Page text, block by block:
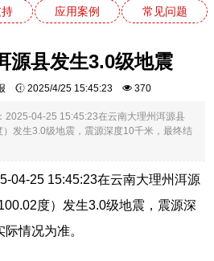
应用案例 常见问题
源县发生3.0级地震
2025/4/25 15:45:23 370
2025-04-25 15:45:23在云南大理州洱源县
）发生3.0级地震，震源深度10千米，最终结
04-25 15:45:23在云南大理州洱源
度）发生3.0级地震，震源深
情况为准。